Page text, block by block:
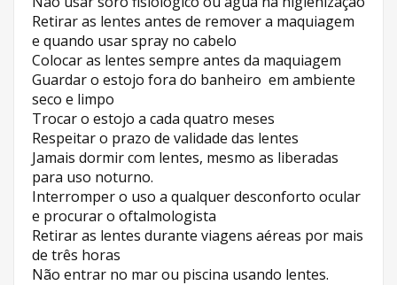
Retirar as lentes antes de remover a maquiagem
e quando usar spray no cabelo
Colocar as lentes sempre antes da maquiagem
Guardar o estojo fora do banheiro em ambiente
seco e limpo
Trocar o estojo a cada quatro meses
Respeitar o prazo de validade das lentes
Jamais dormir com lentes, mesmo as liberadas
para uso noturno.
Interromper o uso a qualquer desconforto ocular
e procurar o oftalmologista
Retirar as lentes durante viagens aéreas por mais
de três horas
Não entrar no mar ou piscina usando lentes.